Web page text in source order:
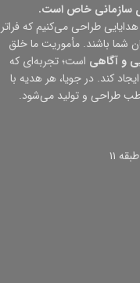
سازمانی خاص است.
طراحی می‌کنیم که فراتر
شما باشند. مأموریت ما خلق
و آگاهی است؛ تجربه‌ای که
کند. در جویا، هر هدیه با
طراحی و تولید می‌شود.
۱۱